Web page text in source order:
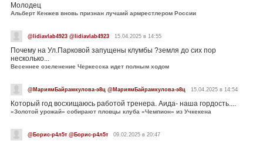
Молодец
Альберт Кенжев вновь признан лучший армрестлером России
@lidiavlab4923 @lidiavlab4923 15.04.2025 в 14:55
Почему на Ул.Парковой запущены клумбы ?земля до сих пор
несколько...
Весеннее озеленение Черкесска идет полным ходом
@МариямБайрамкулова-э8ц @МариямБайрамкулова-э8ц 15.04.2025 в 14:54
Который год восхищаюсь работой тренера. Аида- наша гордость....
«Золотой урожай» собирают пловцы клуба «Чемпион» из Учкекена
@Борис-р4л5т @Борис-р4л5т 09.02.2025 в 20:47